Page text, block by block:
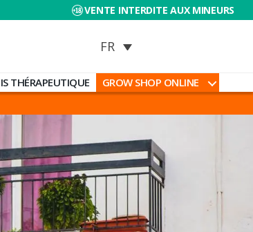
VENTE INTERDITE AUX MINEURS
THÉRAPEUTIQUE GROW SHOP ONLINE